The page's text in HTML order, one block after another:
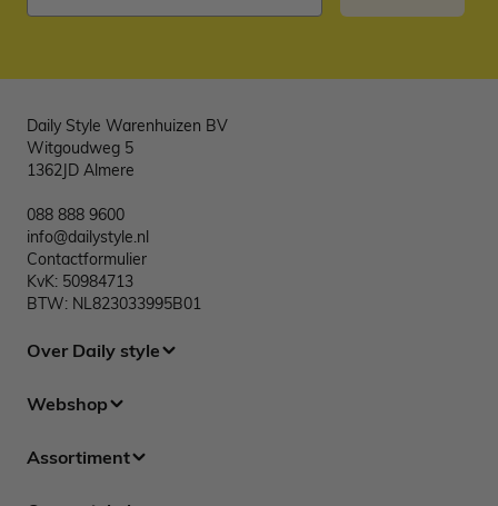
Daily Style Warenhuizen BV
Witgoudweg 5
1362JD Almere
088 888 9600
info@dailystyle.nl
Contactformulier
KvK: 50984713
BTW: NL823033995B01
Over Daily style
Webshop
Assortiment